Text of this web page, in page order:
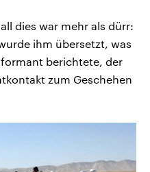
dies war mehr als dürr:
ihm übersetzt, was
berichtete, der
zum Geschehen